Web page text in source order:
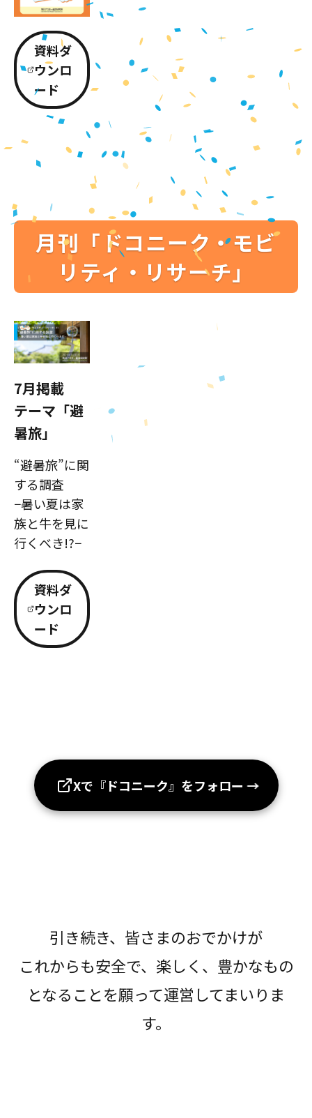
資料ダ
ウンロ
ード
月刊「ドコニーク・モビ
リティ・リサーチ」
7月掲載
テーマ「避
暑旅」
“避暑旅”に関
する調査
−暑い夏は家
族と牛を見に
行くべき!?−
資料ダ
ウンロ
ード
Xで『ドコニーク』をフォロー →
引き続き、皆さまのおでかけが
これからも安全で、楽しく、豊かなもの
となることを願って運営してまいりま
す。